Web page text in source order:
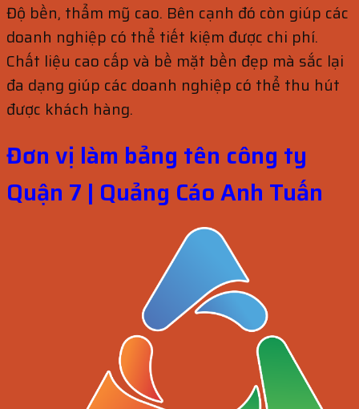
Độ bền, thẩm mỹ cao. Bên cạnh đó còn giúp các
doanh nghiệp có thể tiết kiệm được chi phí.
Chất liệu cao cấp và bề mặt bền đẹp mà sắc lại
đa dạng giúp các doanh nghiệp có thể thu hút
được khách hàng.
Đơn vị làm bảng tên công ty
Quận 7 | Quảng Cáo Anh Tuấn